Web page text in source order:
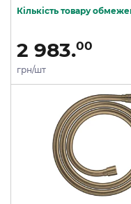
Кількість товару
2 983.00
грн/шт